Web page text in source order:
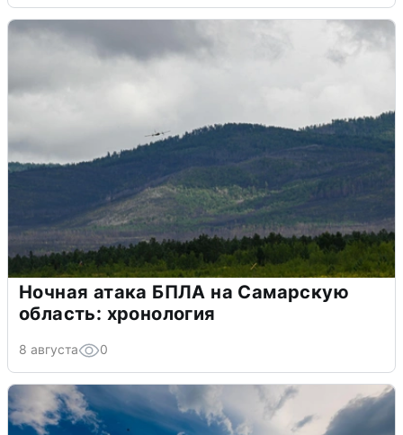
Ночная атака БПЛА на Самарскую
область: хронология
8 августа 0